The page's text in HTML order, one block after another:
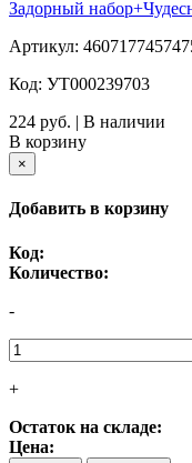
Задорный
Артикул:
Код: УТ000239703
224 руб. | В наличии
В корзину
×
Добавить в корзину
Код:
Количество:
-
+
Остаток на складе:
Цена: